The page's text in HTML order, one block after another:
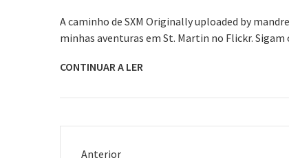
A caminho de SXM Originally uploaded by
minhas aventuras em St. Martin no Flickr.
CONTINUAR A LER
Anterior